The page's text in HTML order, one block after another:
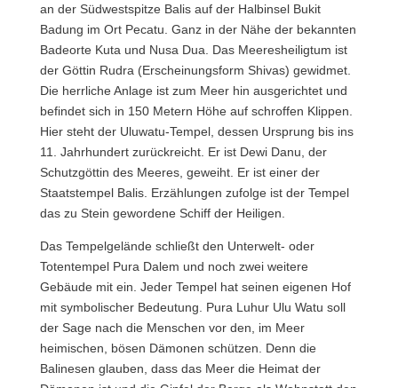
an der Südwestspitze Balis auf der Halbinsel Bukit
Badung im Ort Pecatu. Ganz in der Nähe der bekannten
Badeorte Kuta und Nusa Dua. Das Meeresheiligtum ist
der Göttin Rudra (Erscheinungsform Shivas) gewidmet.
Die herrliche Anlage ist zum Meer hin ausgerichtet und
befindet sich in 150 Metern Höhe auf schroffen Klippen.
Hier steht der Uluwatu-Tempel, dessen Ursprung bis ins
11. Jahrhundert zurückreicht. Er ist Dewi Danu, der
Schutzgöttin des Meeres, geweiht. Er ist einer der
Staatstempel Balis. Erzählungen zufolge ist der Tempel
das zu Stein gewordene Schiff der Heiligen.
Das Tempelgelände schließt den Unterwelt- oder
Totentempel Pura Dalem und noch zwei weitere
Gebäude mit ein. Jeder Tempel hat seinen eigenen Hof
mit symbolischer Bedeutung. Pura Luhur Ulu Watu soll
der Sage nach die Menschen vor den, im Meer
heimischen, bösen Dämonen schützen. Denn die
Balinesen glauben, dass das Meer die Heimat der